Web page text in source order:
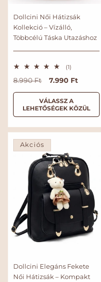
Dollcini Női Hátizsák
Kollekció – Vízálló,
Többcélú Táska Utazáshoz
(1)1
s
z
e
s
é
t
l
é
N
o
á
l
á
r
8.990 Ft
A
k
c
i
ó
s
á
r
7.990 Ft
VÁLASSZ A
LEHETŐSÉGEK KÖZÜL
Akciós
Dollcini Elegáns Fekete
Női Hátizsák – Kompakt